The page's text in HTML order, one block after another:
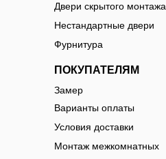
Двери скрытого монтажа
Нестандартные двери
Фурнитура
ПОКУПАТЕЛЯМ
Замер
Варианты оплаты
Условия доставки
Монтаж межкомнатных